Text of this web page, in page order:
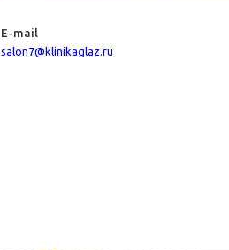
E-mail
salon7@klinikaglaz.ru